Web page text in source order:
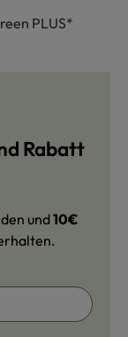
PLUS*
Rabatt
und10€